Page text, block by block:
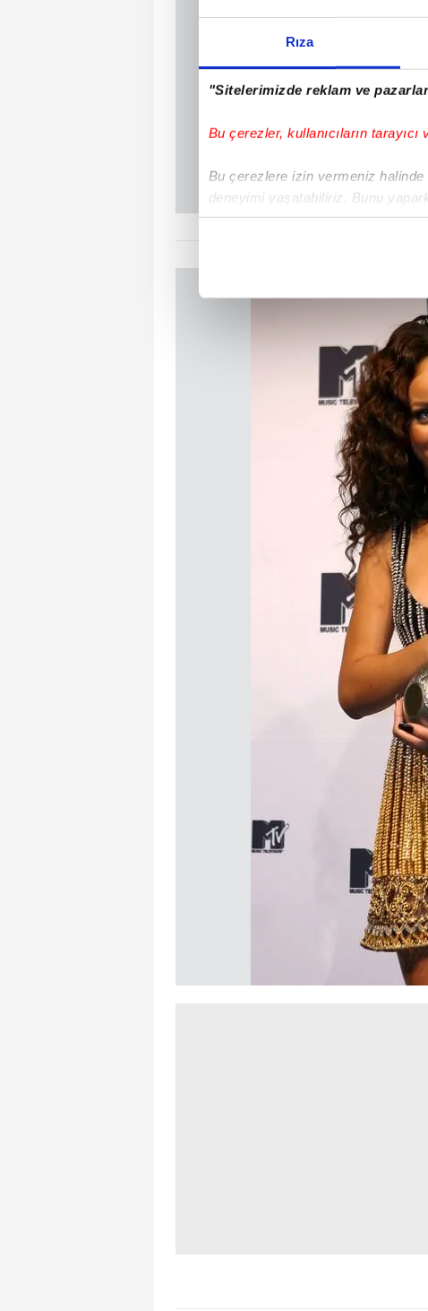
Rıza
"Sitelerimizde reklam ve
Bu çerezler, kullanıcıların tarayıcı
Bu çerezlere izin vermeniz
deneyimi yaşatabiliriz. Bunu
içerikleri sunabilmek adına
Sizlere daha iyi bir hizmet
çerezler vasıtasıyla çeşitli kişisel
amacıyla kullanılmaktadır. Diğer
reklam/pazarlama faaliyetlerinin
Çerezlere ilişkin tercihlerinizi
butonuna tıklayabilir,Çerez
6698 sayılı Kişisel Verilerin
mevzuata uygun olarak